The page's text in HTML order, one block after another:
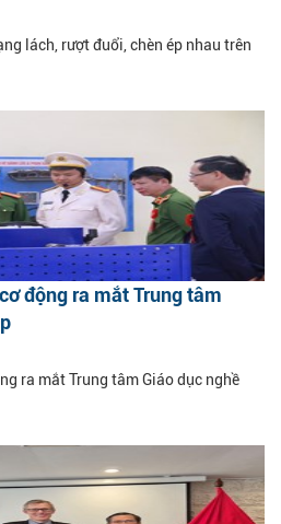
lách, rượt đuổi, chèn ép nhau trên
động ra mắt Trung tâm
ra mắt Trung tâm Giáo dục nghề